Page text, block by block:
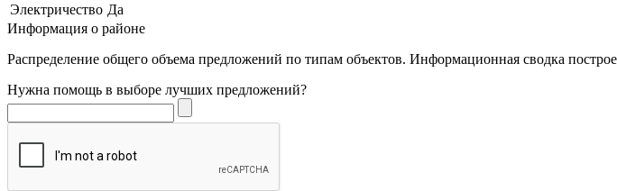
Электричество Да
Информация о районе
Распределение общего объема предложений по типам объектов. Информационная сводка
Нужна помощь в выборе лучших предложений?